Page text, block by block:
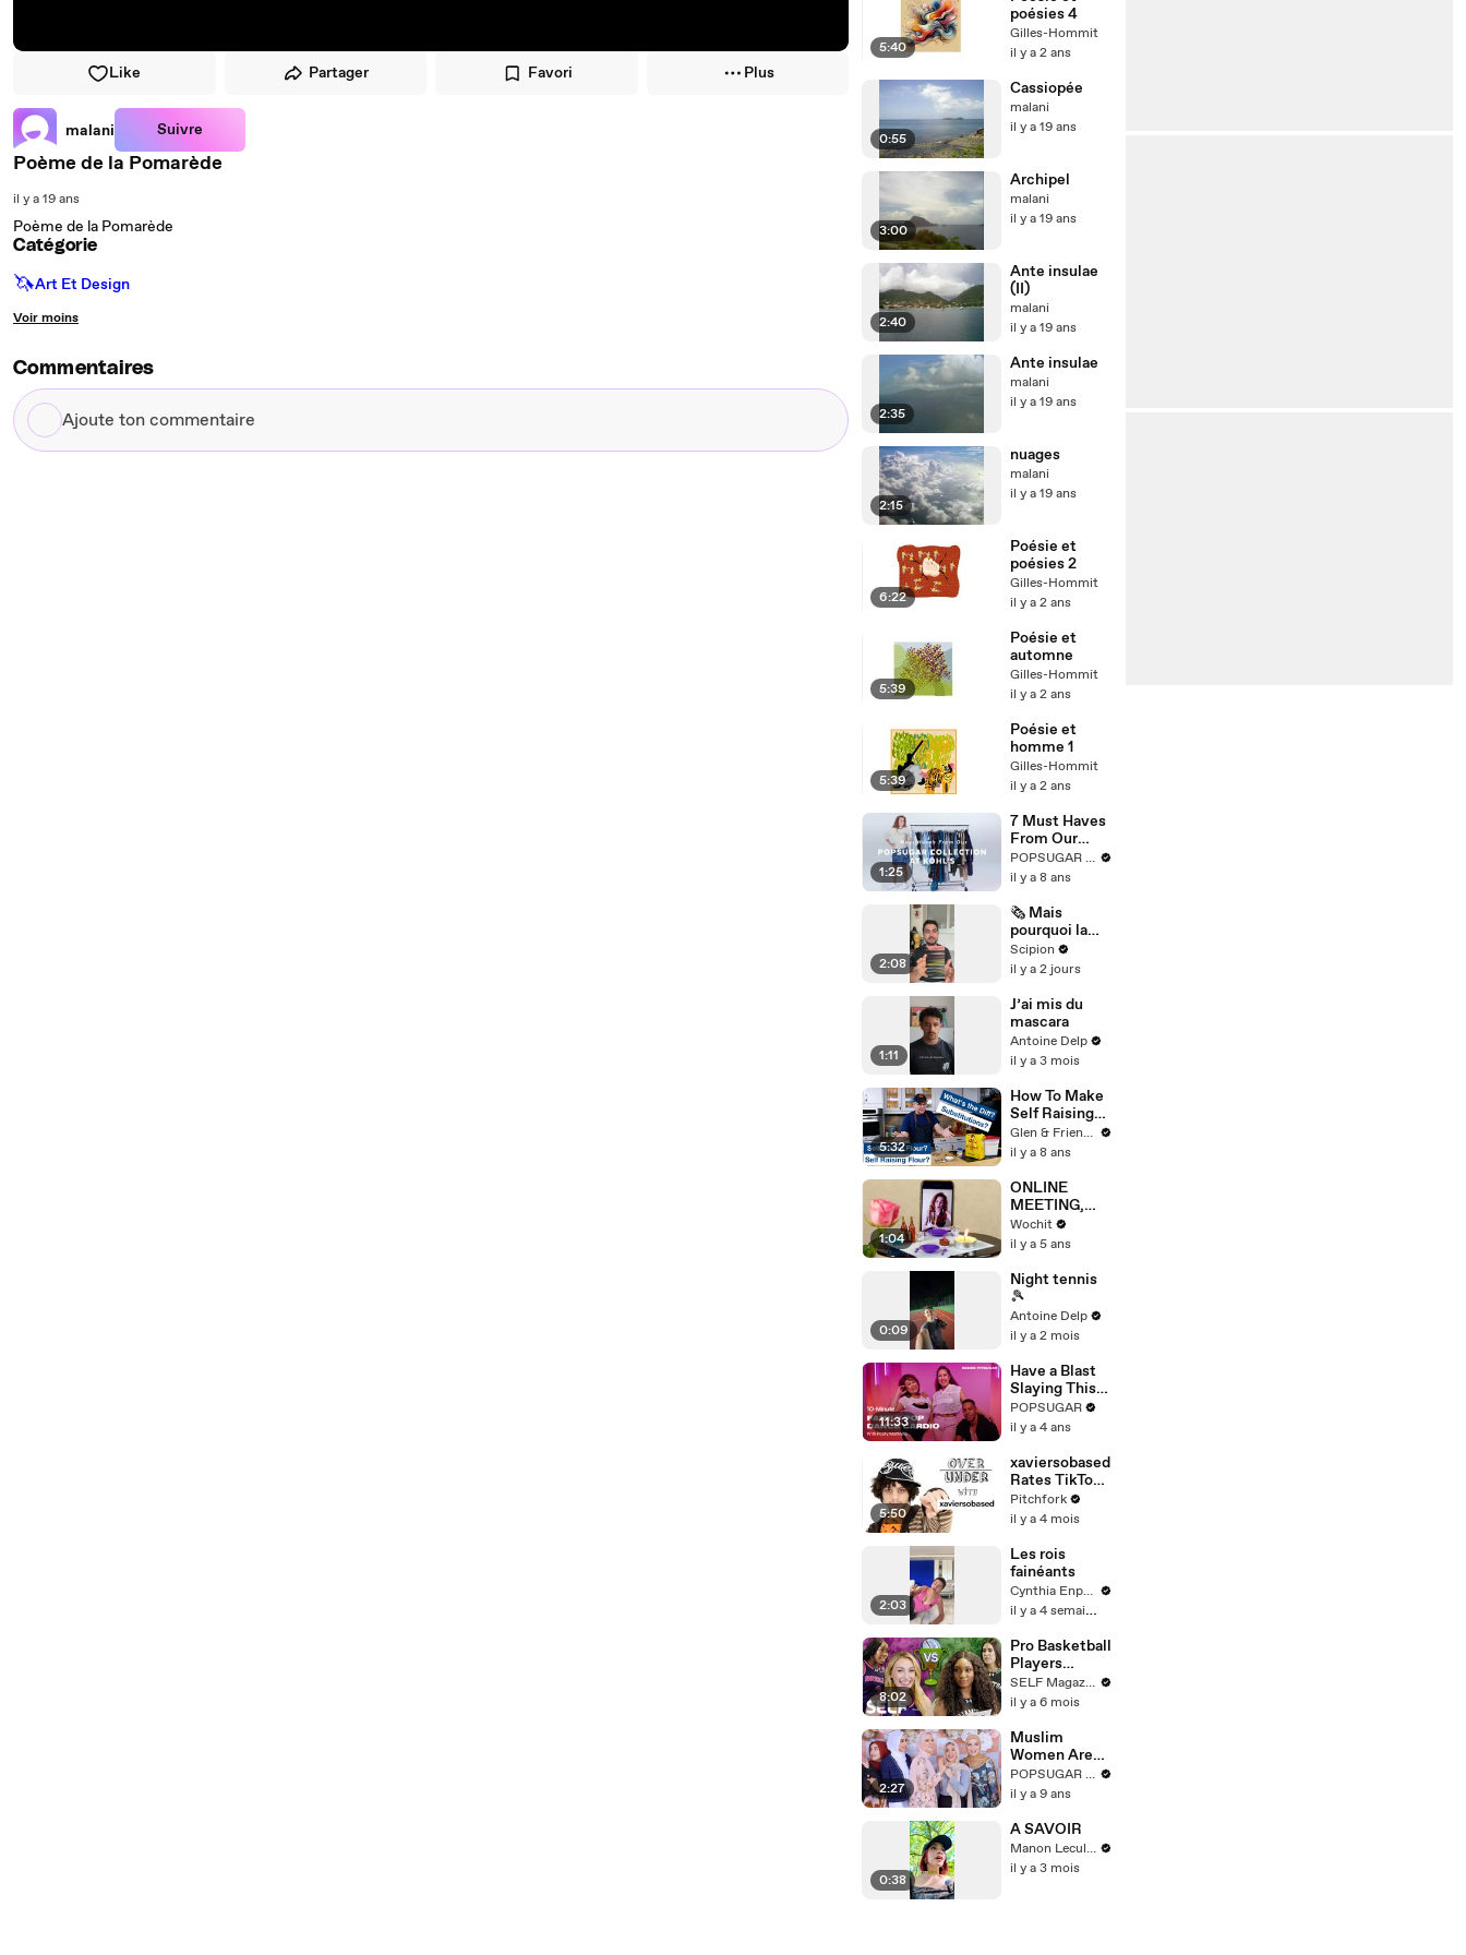
Like Partager Favori Plus
malani Suivre
Poème de la Pomarède
il y a 19 ans
Poème de la Pomarède
Catégorie
🦄Art Et Design
Voir moins
Commentaires
Ajoute
ton
5:40
poésies 4
Gilles-Hommit
il y a 2 ans
0:55
Cassiopée
malani
il y a 19 ans
3:00
Archipel
malani
il y a 19 ans
2:40
Ante insulae
(II)
malani
il y a 19 ans
2:35
Ante insulae
malani
il y a 19 ans
2:15
nuages
malani
il y a 19 ans
6:22
Poésie et
poésies 2
Gilles-Hommit
il y a 2 ans
5:39
Poésie et
automne
Gilles-Hommit
il y a 2 ans
5:39
Poésie et
homme 1
Gilles-Hommit
il y a 2 ans
1:25
7 Must Haves
From Our
POPSUGAR
at Kohl’s
POPSUGAR Fashion
il y a 8 ans
2:08
🗞️ Mais
pourquoi la
gazette des
transferts se
le temps ?
Scipion
il y a 2 jours
1:11
J’ai mis du
mascara
Antoine Delp
il y a 3 mois
5:32
How To Make
Self Raising
Vs. Self Rising
Flour - What
Glen & Friends Cooking Food
il y a 8 ans
1:04
ONLINE
MEETING,
ZOOM
WEDDING
Wochit
il y a 5 ans
0:09
Night tennis
🎾
Antoine Delp
il y a 2 mois
11:33
Have a Blast
Slaying This
10-Minute
Dance Cardio
Your Family
POPSUGAR
il y a 4 ans
5:50
xaviersobased
Rates TikTok,
Bushwick, and
Chopped
Pitchfork
il y a 4 mois
2:03
Les rois
fainéants
Cynthia Enparle
il y a 4 semaines
8:02
Pro Basketball
Players
Compete in
an Arcade
Buekers,
Alyssa
Thomas &
More)
SELF Magazine
il y a 6 mois
2:27
Muslim
Women Are
Designing
Their Own
With Modest
Fashion
POPSUGAR Fashion
il y a 9 ans
0:38
A SAVOIR
Manon Leculnu
il y a 3 mois